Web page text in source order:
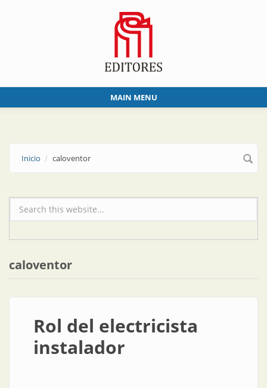
MAIN MENU
Inicio caloventor
Formulario de búsqueda
caloventor
Rol del electricista
instalador